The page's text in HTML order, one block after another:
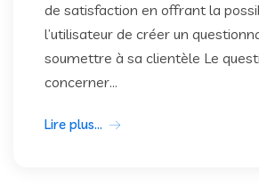
de satisfaction en offrant la
l’utilisateur de créer un
soumettre à sa clientèle Le
concerner...
Lire plus...